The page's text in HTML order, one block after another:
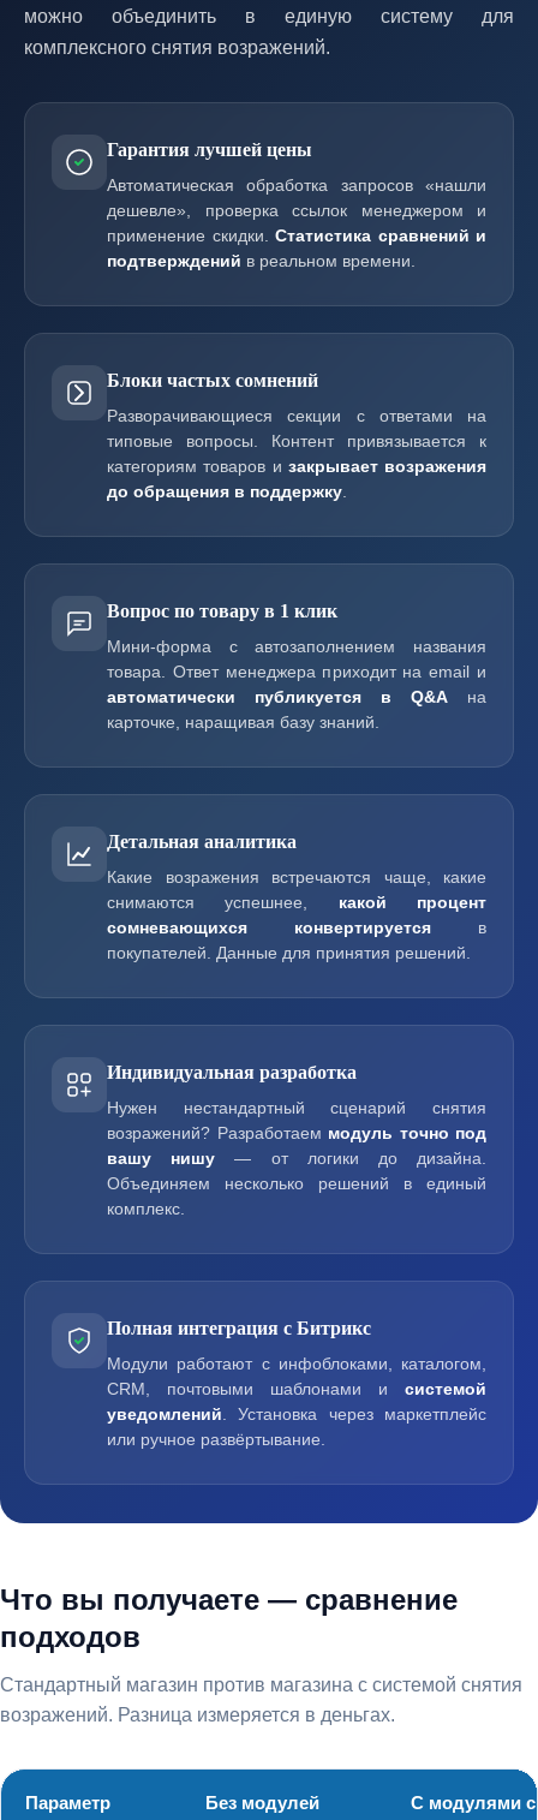
можно объединить в единую систему для
комплексного снятия возражений.
Гарантия лучшей цены
Автоматическая обработка запросов «нашли
дешевле», проверка ссылок менеджером и
применение скидки. Статистика сравнений и
подтверждений в реальном времени.
Блоки частых сомнений
Разворачивающиеся секции с ответами на
типовые вопросы. Контент привязывается к
категориям товаров и закрывает возражения
до обращения в поддержку
Вопрос по товару в 1 клик
Мини-форма с автозаполнением названия
товара. Ответ менеджера приходит на email и
автоматически публикуется в Q&A на
карточке, наращивая базу знаний.
Детальная аналитика
Какие возражения встречаются чаще, какие
снимаются успешнее, какой процент
сомневающихся конвертируется в
покупателей. Данные для принятия решений.
Индивидуальная разработка
Нужен нестандартный сценарий снятия
возражений? Разработаем модуль точно под
вашу нишу — от логики до дизайна.
Объединяем несколько решений в единый
комплекс.
Полная интеграция с Битрикс
Модули работают с инфоблоками, каталогом,
CRM, почтовыми шаблонами и системой
уведомлений . Установка через маркетплейс
или ручное развёртывание.
Что вы получаете — сравнение
подходов
Стандартный магазин против магазина с системой снятия
возражений. Разница измеряется в деньгах.
Параметр Без модулей С модулями